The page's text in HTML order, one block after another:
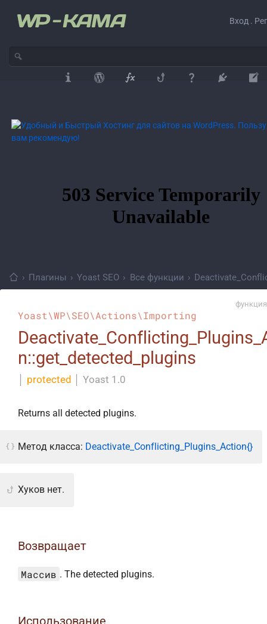
Вход .
› Плагины › Yoast SEO › Все функции ›
Yoast\WP\SEO\Actions\Importing
n::get_detected_plugins
protected Yoast 1.0
Returns all detected plugins.
Метод класса: Deactivate_Conflicting_Plugins_Action{}
Хуков нет.
Возвращает
Массив . The detected plugins.
Использование